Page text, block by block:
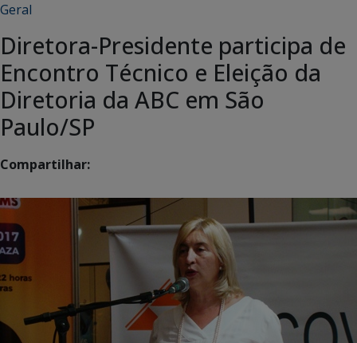
Geral
Diretora-Presidente participa de
Encontro Técnico e Eleição da
Diretoria da ABC em São
Paulo/SP
Compartilhar: